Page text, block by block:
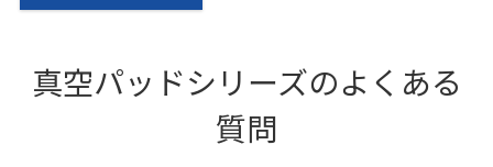
真空パッドシリーズのよくある
質問